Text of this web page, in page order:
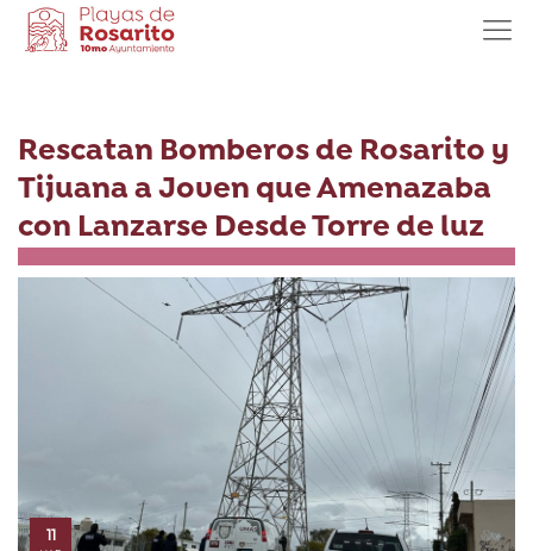
Rescatan Bomberos de Rosarito y
Tijuana a Joven que Amenazaba
con Lanzarse Desde Torre de luz
11